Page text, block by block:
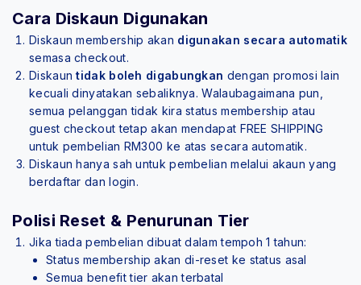
Cara Diskaun Digunakan
Diskaun membership akan digunakan secara automatik
semasa checkout.
Diskauntidak boleh digabungkan dengan promosi lain
kecuali dinyatakan sebaliknya. Walaubagaimana pun,
semua pelanggan tidak kira status membership atau
guest checkout tetap akan mendapat FREE SHIPPING
untuk pembelian RM300 ke atas secara automatik.
Diskaun hanya sah untuk pembelian melalui akaun yang
berdaftar dan login.
Polisi Reset & Penurunan Tier
Jika tiada pembelian dibuat dalam tempoh 1 tahun:
Status membership akan di-reset ke status asal
Semua benefit tier akan terbatal